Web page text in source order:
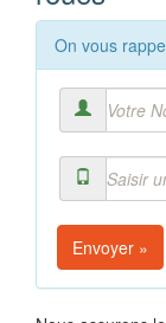
On vous
Envoyer »